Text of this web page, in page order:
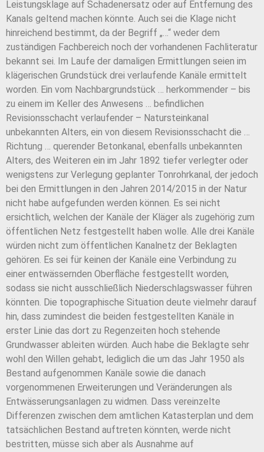
Leistungsklage auf Schadenersatz oder auf Entfernung des
Kanals geltend machen könnte. Auch sei die Klage nicht
hinreichend bestimmt, da der Begriff „…“ weder dem
zuständigen Fachbereich noch der vorhandenen Fachliteratur
bekannt sei. Im Laufe der damaligen Ermittlungen seien im
klägerischen Grundstück drei verlaufende Kanäle ermittelt
worden. Ein vom Nachbargrundstück … herkommender – bis
zu einem im Keller des Anwesens … befindlichen
Revisionsschacht verlaufender – Natursteinkanal
unbekannten Alters, ein von diesem Revisionsschacht die …
Richtung … querender Betonkanal, ebenfalls unbekannten
Alters, des Weiteren ein im Jahr 1892 tiefer verlegter oder
wenigstens zur Verlegung geplanter Tonrohrkanal, der jedoch
bei den Ermittlungen in den Jahren 2014/2015 in der Natur
nicht habe aufgefunden werden können. Es sei nicht
ersichtlich, welchen der Kanäle der Kläger als zugehörig zum
öffentlichen Netz festgestellt haben wolle. Alle drei Kanäle
würden nicht zum öffentlichen Kanalnetz der Beklagten
gehören. Es sei für keinen der Kanäle eine Verbindung zu
einer entwässernden Oberfläche festgestellt worden,
sodass sie nicht ausschließlich Niederschlagswasser führen
könnten. Die topographische Situation deute vielmehr darauf
hin, dass zumindest die beiden festgestellten Kanäle in
erster Linie das dort zu Regenzeiten hoch stehende
Grundwasser ableiten würden. Auch habe die Beklagte sehr
wohl den Willen gehabt, lediglich die um das Jahr 1950 als
Bestand aufgenommen Kanäle sowie die danach
vorgenommenen Erweiterungen und Veränderungen als
Entwässerungsanlagen zu widmen. Dass vereinzelte
Differenzen zwischen dem amtlichen Katasterplan und dem
tatsächlichen Bestand auftreten könnten, werde nicht
bestritten, müsse sich aber als Ausnahme auf